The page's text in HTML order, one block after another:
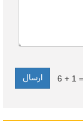
6 + 1 =